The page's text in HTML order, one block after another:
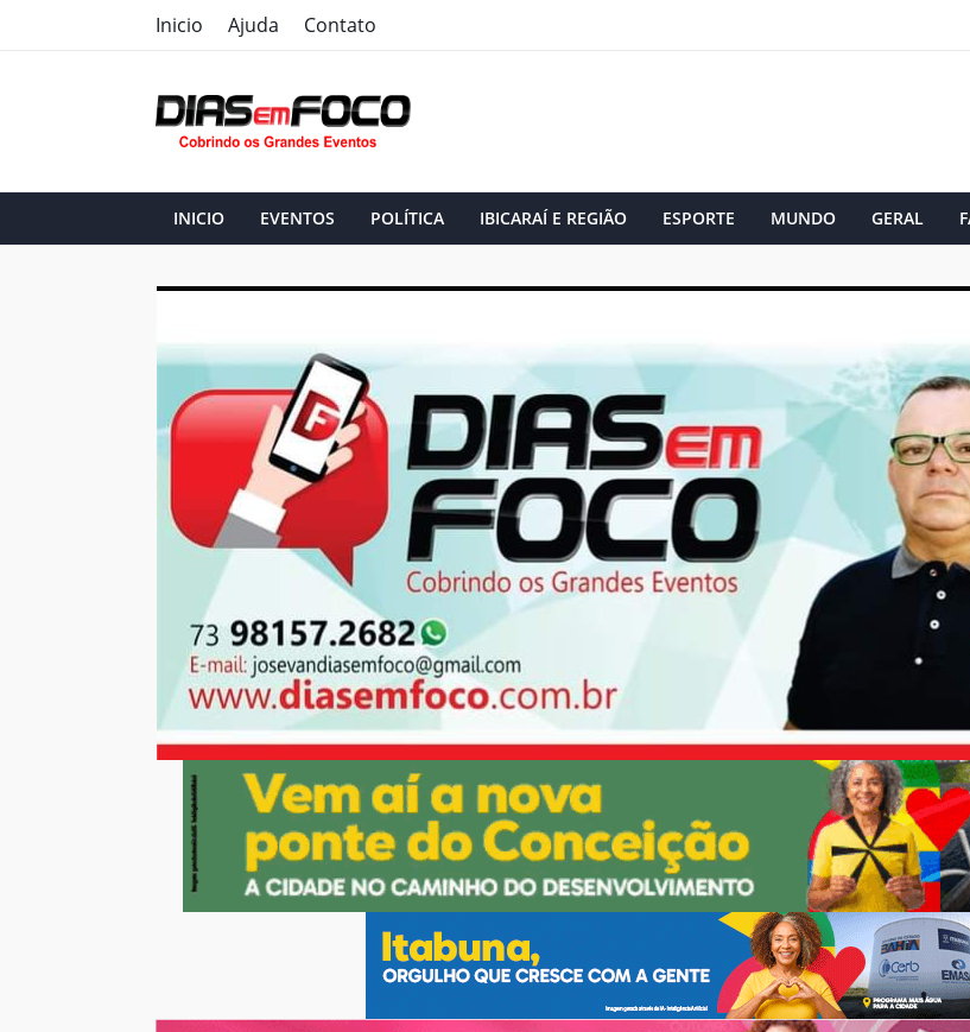
Inicio Ajuda Contato
INICIO EVENTOS POLÍTICA IBICARAÍ E REGIÃO ESPORTE MUNDO GERAL